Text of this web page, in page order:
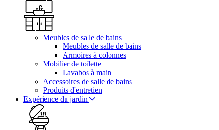
Meubles de salle de bains
Meubles de salle de bains
Armoires à colonnes
Mobilier de toilette
Lavabos à main
Accessoires de salle de bains
Produits d'entretien
Expérience du jardin